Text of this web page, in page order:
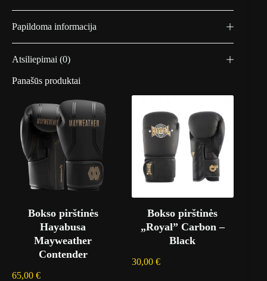
Papildoma informacija
Atsiliepimai (0)
Panašūs produktai
Bokso pirštinės
Hayabusa
Mayweather
Contender
65,00 €
Bokso pirštinės
„Royal” Carbon –
Black
30,00 €